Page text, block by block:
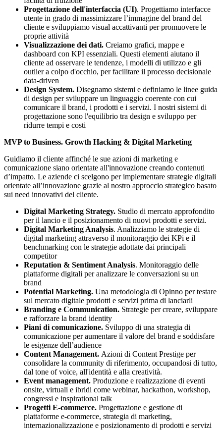
Progettazione dell'interfaccia (UI). Progettiamo interfacce
utente in grado di massimizzare l’immagine del brand del
cliente e sviluppiamo visual accattivanti per promuovere le
proprie attività
Visualizzazione dei dati. Creiamo grafici, mappe e
dashboard con KPI essenziali. Questi elementi aiutano il
cliente ad osservare le tendenze, i modelli di utilizzo e gli
outlier a colpo d'occhio, per facilitare il processo decisionale
data-driven
Design System. Disegnamo sistemi e definiamo le linee guida
di design per sviluppare un linguaggio coerente con cui
comunicare il brand, i prodotti e i servizi. I nostri sistemi di
progettazione sono l'equilibrio tra design e sviluppo per
ridurre tempi e costi
MVP to Business. Growth Hacking & Digital Marketing
Guidiamo il cliente affinché le sue azioni di marketing e
comunicazione siano orientate all'innovazione creando contenuti
d’impatto. Le aziende ci scelgono per implementare strategie digitali
orientate all’innovazione grazie al nostro approccio strategico basato
sui need innovativi del cliente.
Digital Marketing Strategy. Studio di mercato approfondito
per il lancio e il posizionamento di nuovi prodotti e servizi.
Digital Marketing Analysis. Analizziamo le strategie di
digital marketing attraverso il monitoraggio dei KPi e il
benchmarking con le strategie adottate dai principali
competitor
Reputation & Sentiment Analysis. Monitoraggio delle
piattaforme digitali per analizzare le conversazioni su un
brand
Potential Marketing. Una metodologia di Opinno per testare
sul mercato digitale prodotti e servizi prima di lanciarli
Branding e Communication. Strategie per creare, sviluppare
e rafforzare la brand identity
Piani di comunicazione. Sviluppo di una strategia di
comunicazione per aumentare il valore del brand e soddisfare
le esigenze dell’audience
Content Management. Azioni di Content Prestige per
consolidare la community di riferimento, occupandosi di tutto,
dal tone of voice, all'identità e alla creatività.
Event management. Produzione e realizzazione di eventi
onsite, virtuali e ibridi come webinar, hackathon, workshop,
congressi e inspirational talk
Progetti E-commerce. Progettazione e gestione di
piattaforme e-commerce, strategia di marketing,
internazionalizzazione e posizionamento di prodotti e servizi